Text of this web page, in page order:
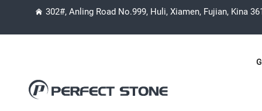
302#, Anling Road No.999, Huli, Xiamen, Fujian, Kina